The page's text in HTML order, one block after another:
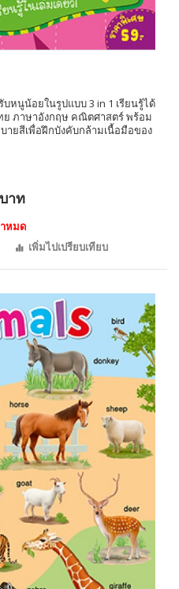
หนูน้อยในรูปแบบ 3 in 1 เรียนรู้ได้
ย ภาษาอังกฤษ คณิตศาสตร์ พร้อม
ายสีเพื่อฝึกบังคับกล้ามเนื้อมือของ
าท
หมด
เพิ่มไปเปรียบเทียบ